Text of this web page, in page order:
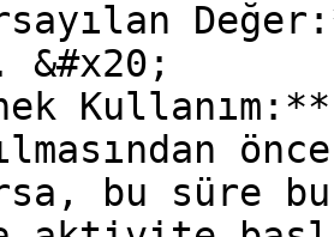
bu süre